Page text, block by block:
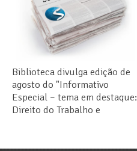
Biblioteca divulga edição de
agosto do "Informativo
Especial – tema em destaque:
Direito do Trabalho e